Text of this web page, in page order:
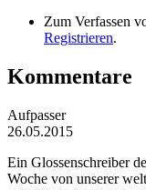
Zum Verfassen
Registrieren.
Kommentare
Aufpasser
26.05.2015
Ein Glossenschreiber
Woche von unserer